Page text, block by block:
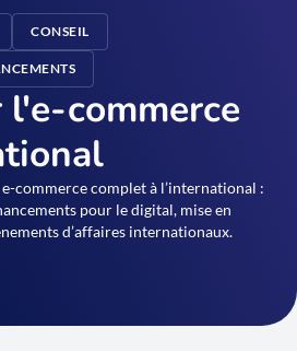
CONSEIL
commerce
e-commerce complet à l’international :
pour le digital, mise en
d’affaires internationaux.